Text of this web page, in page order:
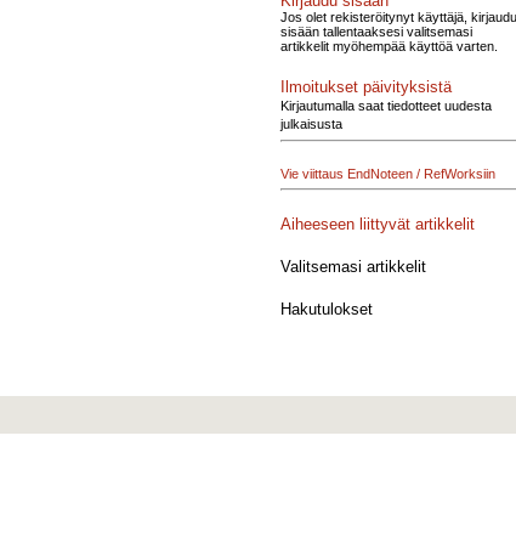
Jos olet rekisteröitynyt käyttäjä, kirjaudu
sisään tallentaaksesi valitsemasi
artikkelit myöhempää käyttöä varten.
Ilmoitukset päivityksistä
Kirjautumalla saat tiedotteet uudesta
julkaisusta
Vie viittaus EndNoteen / RefWorksiin
Aiheeseen liittyvät artikkelit
Valitsemasi artikkelit
Hakutulokset